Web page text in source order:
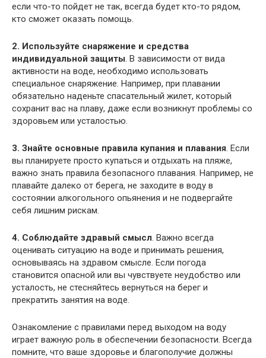
если что-то пойдет не так, всегда будет кто-то рядом,
кто сможет оказать помощь.
2. Используйте снаряжение и средства
индивидуальной защиты . В зависимости от вида
активности на воде, необходимо использовать
специальное снаряжение. Например, при плавании
обязательно наденьте спасательный жилет, который
сохранит вас на плаву, даже если возникнут проблемы со
здоровьем или усталостью.
3. Знайте основные правила купания и плавания . Если
вы планируете просто купаться и отдыхать на пляже,
важно знать правила безопасного плавания. Например, не
плавайте далеко от берега, не заходите в воду в
состоянии алкогольного опьянения и не подвергайте
себя лишним рискам.
4. Соблюдайте здравый смысл . Важно всегда
оценивать ситуацию на воде и принимать решения,
основываясь на здравом смысле. Если погода
становится опасной или вы чувствуете неудобство или
усталость, не стесняйтесь вернуться на берег и
прекратить занятия на воде.
Ознакомление с правилами перед выходом на воду
играет важную роль в обеспечении безопасности. Всегда
помните, что ваше здоровье и благополучие должны